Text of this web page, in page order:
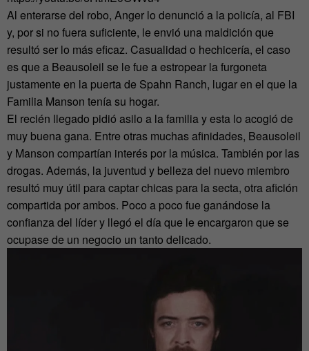
Al enterarse del robo, Anger lo denunció a la policía, al FBI
y, por si no fuera suficiente, le envió una maldición que
resultó ser lo más eficaz. Casualidad o hechicería, el caso
es que a Beausoleil se le fue a estropear la furgoneta
justamente en la puerta de Spahn Ranch, lugar en el que la
Familia Manson tenía su hogar.
El recién llegado pidió asilo a la familia y esta lo acogió de
muy buena gana. Entre otras muchas afinidades, Beausoleil
y Manson compartían interés por la música. También por las
drogas. Además, la juventud y belleza del nuevo miembro
resultó muy útil para captar chicas para la secta, otra afición
compartida por ambos. Poco a poco fue ganándose la
confianza del líder y llegó el día que le encargaron que se
ocupase de un negocio un tanto delicado.